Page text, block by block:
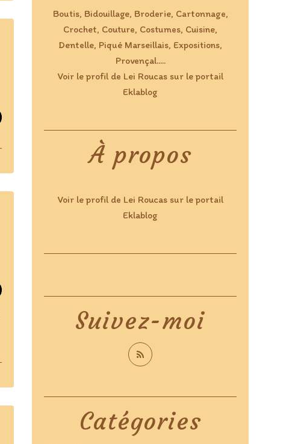
Catégories
Boutis, Bidouillage, Broderie, Cartonnage,
Crochet, Couture, Costumes, Cuisine,
Dentelle, Piqué Marseillais, Expositions,
Provençal.....
Voir le profil de Lei Roucassur le portail
Eklablog
Suivez-moi
À propos
Voir le profil de Lei Roucassur le portail
Eklablog